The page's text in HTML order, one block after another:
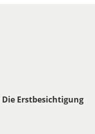
Die Erstbesichtigung